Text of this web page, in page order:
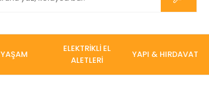
ELEKTRİKLİ EL
ALETLERİ
YAPI & HIRDAVAT